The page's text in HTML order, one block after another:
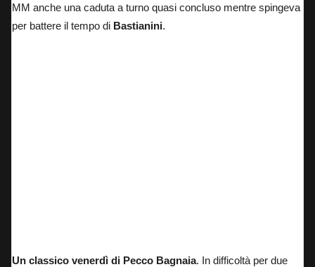
MM anche una caduta a turno quasi concluso mentre spingeva
per battere il tempo di Bastianini.
Un classico venerdì di Pecco Bagnaia. In difficoltà per due